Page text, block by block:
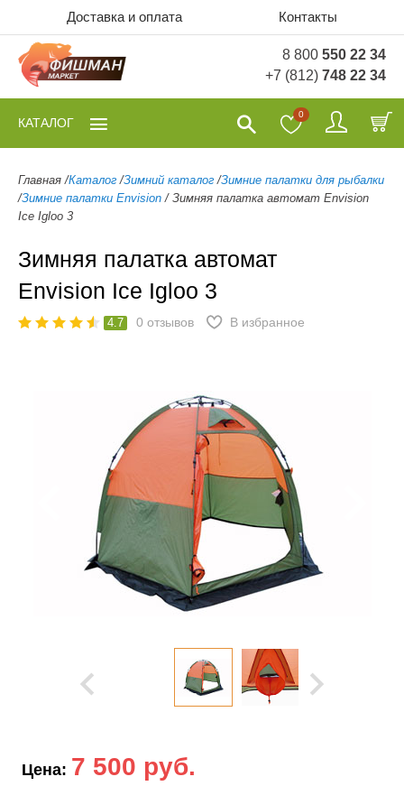
Доставка и оплата Контакты
8 800 550 22 34
+7 (812) 748 22 34
0
КАТАЛОГ
Главная /Каталог /Зимний каталог /Зимние палатки для рыбалки
/Зимние палатки Envision / Зимняя палатка автомат Envision
Ice Igloo 3
Зимняя палатка автомат
Envision Ice Igloo 3
4.7 0 отзывов В избранное
Цена: 7 500 руб.